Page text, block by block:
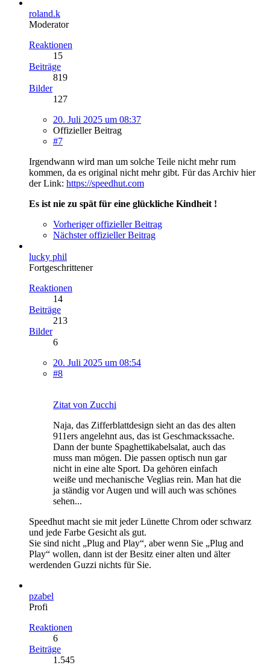
roland.k
Moderator
Reaktionen
15
Beiträge
819
Bilder
127
20. Juli 2025 um 08:37
Offizieller Beitrag
#7
Irgendwann wird man um solche Teile nicht mehr rum
kommen, da es original nicht mehr gibt. Für das Archiv hier
der Link: https://speedhut.com
Es ist nie zu spät für eine glückliche Kindheit !
Vorheriger offizieller Beitrag
Nächster offizieller Beitrag
lucky phil
Fortgeschrittener
Reaktionen
14
Beiträge
213
Bilder
6
20. Juli 2025 um 08:54
#8
Zitat von Zucchi
Naja, das Zifferblattdesign sieht an das des alten
911ers angelehnt aus, das ist Geschmackssache.
Dann der bunte Spaghettikabelsalat, auch das
muss man mögen. Die passen optisch nun gar
nicht in eine alte Sport. Da gehören einfach
weiße und mechanische Veglias rein. Man hat die
ja ständig vor Augen und will auch was schönes
sehen...
Speedhut macht sie mit jeder Lünette Chrom oder schwarz
und jede Farbe Gesicht als gut.
Sie sind nicht „Plug and Play“, aber wenn Sie „Plug and
Play“ wollen, dann ist der Besitz einer alten und älter
werdenden Guzzi nichts für Sie.
pzabel
Profi
Reaktionen
6
Beiträge
1.545